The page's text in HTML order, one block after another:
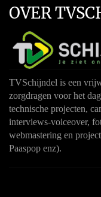
OVER
TVSchijndel is een
zorgdragen voor het
technische projecten,
interviews-voiceover,
webmastering en
Paaspop enz).